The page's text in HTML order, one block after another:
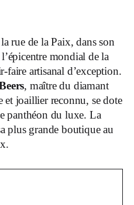
rue de la Paix, dans son
mondial de la
faire artisanal d’exception.
, maître du diamant
et joaillier reconnu, se dote
panthéon du luxe. La
plus grande boutique au